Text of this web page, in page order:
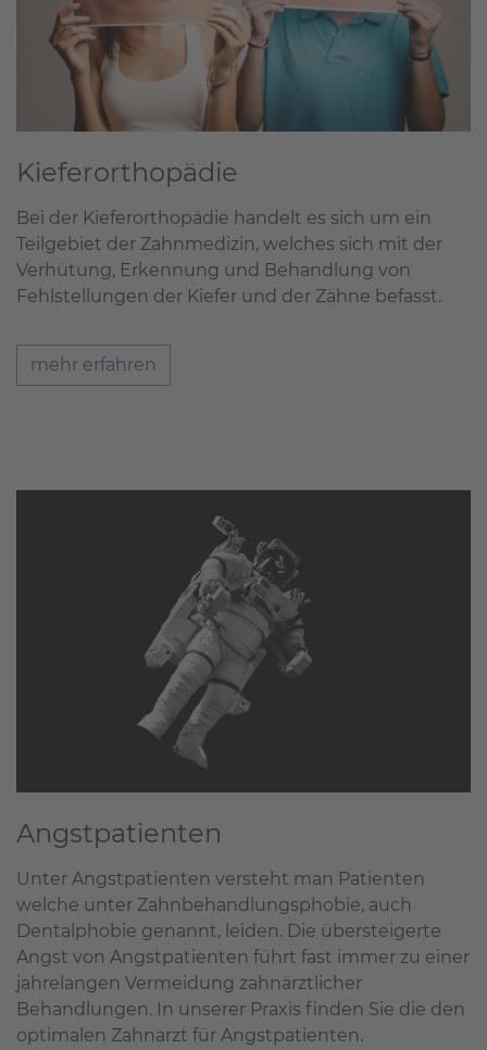
Kieferorthopädie
Bei der Kieferorthopädie handelt es sich um ein
Teilgebiet der Zahnmedizin, welches sich mit der
Verhütung, Erkennung und Behandlung von
Fehlstellungen der Kiefer und der Zähne befasst.
mehr erfahren
Angstpatienten
Unter Angstpatienten versteht man Patienten
welche unter Zahnbehandlungsphobie, auch
Dentalphobie genannt, leiden. Die übersteigerte
Angst von Angstpatienten führt fast immer zu einer
jahrelangen Vermeidung zahnärztlicher
Behandlungen. In unserer Praxis finden Sie die den
optimalen Zahnarzt für Angstpatienten.